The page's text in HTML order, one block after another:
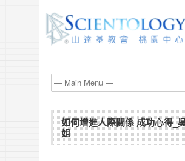
如何增進人際關係 成功心得_
姐